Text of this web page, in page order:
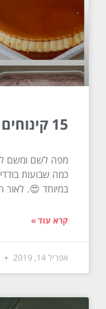
15 קינוחים מעולים וכשרים לפסח
מפה לשם ומשם
כמה שבועות
במיוחד 😍. לאור
קרא עוד »
אפריל 14, 2019